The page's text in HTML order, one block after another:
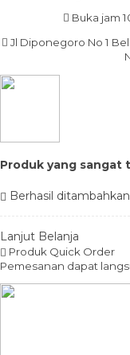
Buka jam
Jl Diponegoro No 1
Produk yang sangat
Berhasil
Lanjut Belanja
Produk Quick Order
Pemesanan dapat